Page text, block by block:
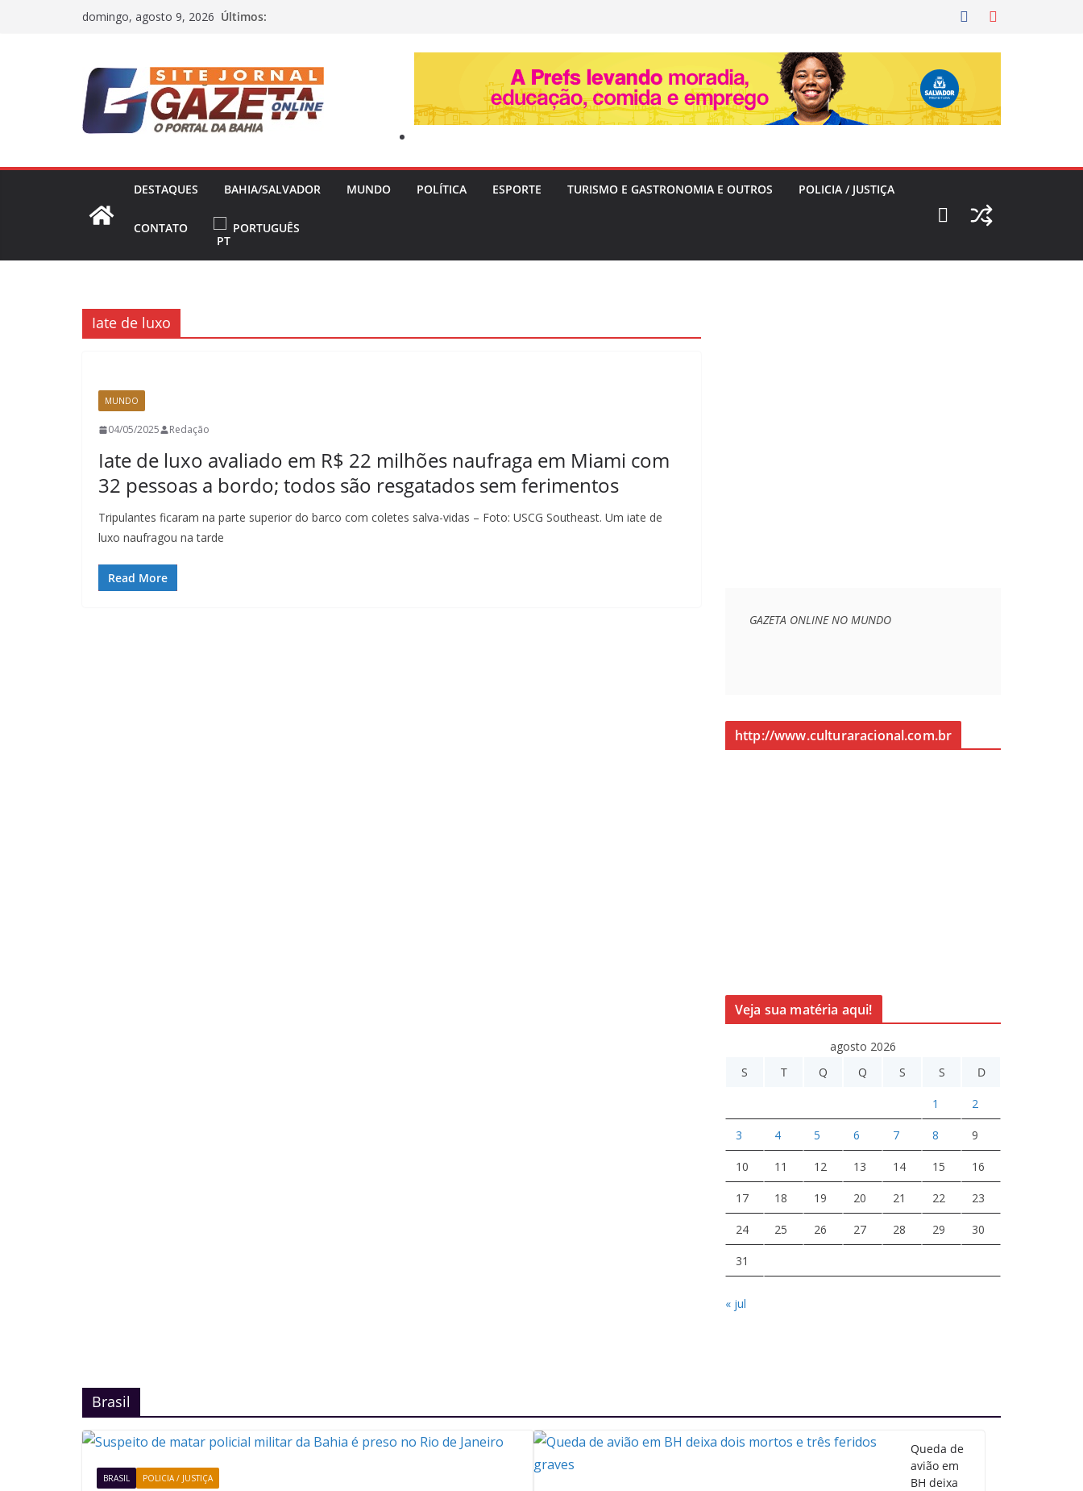
domingo, agosto 9, 2026 Últimos:
DESTAQUES BAHIA/SALVADOR MUNDO POLÍTICA ESPORTE TURISMO E GASTRONOMIA E OUTROS POLICIA / JUSTIÇA
CONTATO PORTUGUÊS
Iate de luxo
MUNDO
04/05/2025 Redação
Iate de luxo avaliado em R$ 22 milhões naufraga em Miami com
32 pessoas a bordo; todos são resgatados sem ferimentos
Tripulantes ficaram na parte superior do barco com coletes salva-vidas – Foto: USCG Southeast. Um iate de
luxo naufragou na tarde
Read More
GAZETA ONLINE NO MUNDO
http://www.culturaracional.com.br
Veja sua matéria aqui!
agosto 2026
S
T Q Q S S D
1 2
3 4 5 6 7 8 9
10 11 12 13 14 15 16
17 18 19 20 21 22 23
24 25 26 27 28 29 30
31
« jul
Brasil
BRASIL POLICIA / JUSTIÇA
Queda de
avião em
BH deixa